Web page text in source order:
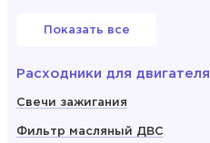
Показать все
Расходники для двигателя
Свечи зажигания
Фильтр масляный ДВС